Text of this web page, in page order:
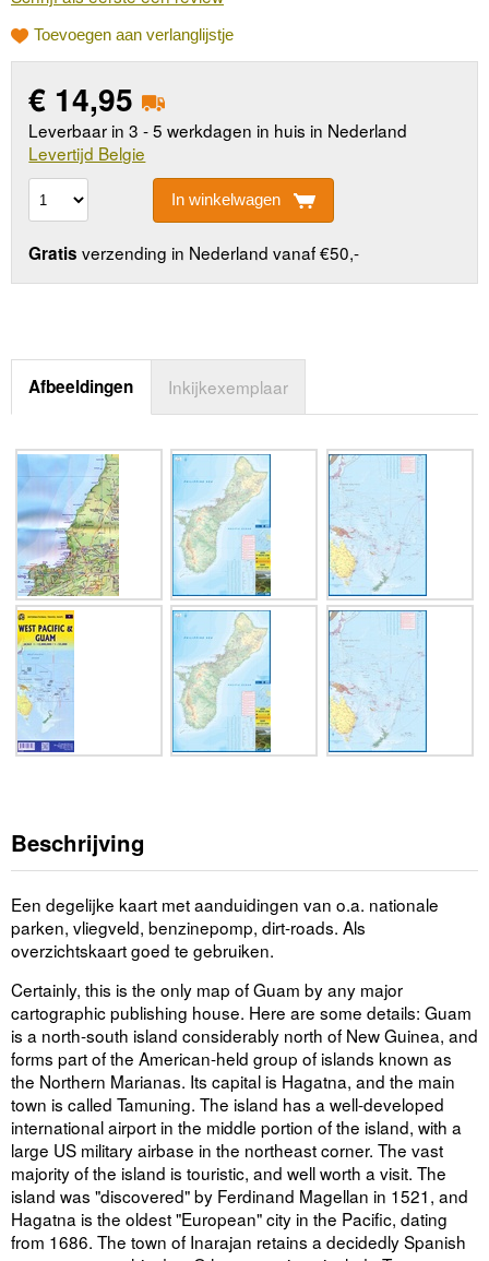
Toevoegen aan verlanglijstje
€ 14,95
Leverbaar in 3 - 5 werkdagen in huis in Nederland
Levertijd Belgie
In winkelwagen
Gratis verzending in Nederland vanaf €50,-
Afbeeldingen Inkijkexemplaar
Beschrijving
Een degelijke kaart met aanduidingen van o.a. nationale
parken, vliegveld, benzinepomp, dirt-roads. Als
overzichtskaart goed te gebruiken.
Certainly, this is the only map of Guam by any major
cartographic publishing house. Here are some details: Guam
is a north-south island considerably north of New Guinea, and
forms part of the American-held group of islands known as
the Northern Marianas. Its capital is Hagatna, and the main
town is called Tamuning. The island has a well-developed
international airport in the middle portion of the island, with a
large US military airbase in the northeast corner. The vast
majority of the island is touristic, and well worth a visit. The
island was "discovered" by Ferdinand Magellan in 1521, and
Hagatna is the oldest "European" city in the Pacific, dating
from 1686. The town of Inarajan retains a decidedly Spanish